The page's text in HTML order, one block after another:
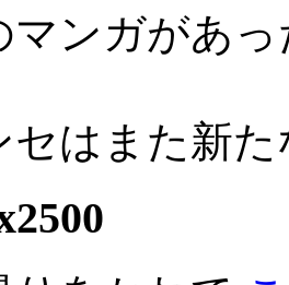
マンガがあ
セはまた新